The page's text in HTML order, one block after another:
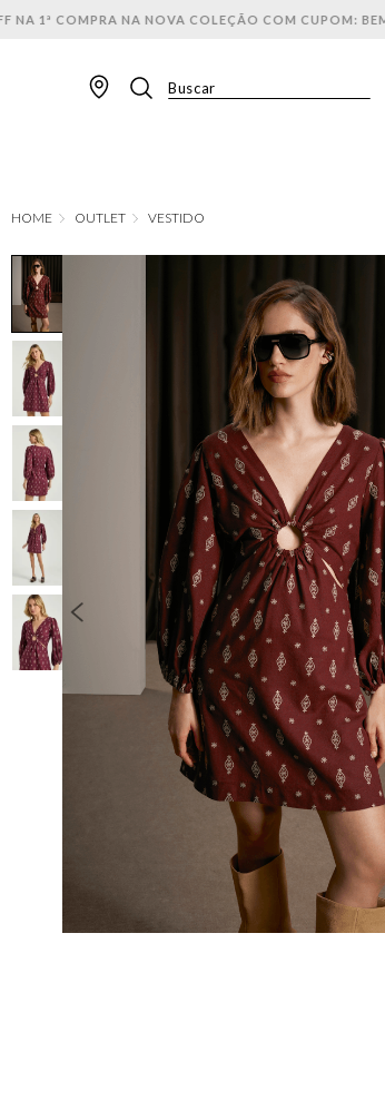
Buscar
JAQUETA
SHORT
CALÇA JEANS
COLETE
OUTLET VESTIDO